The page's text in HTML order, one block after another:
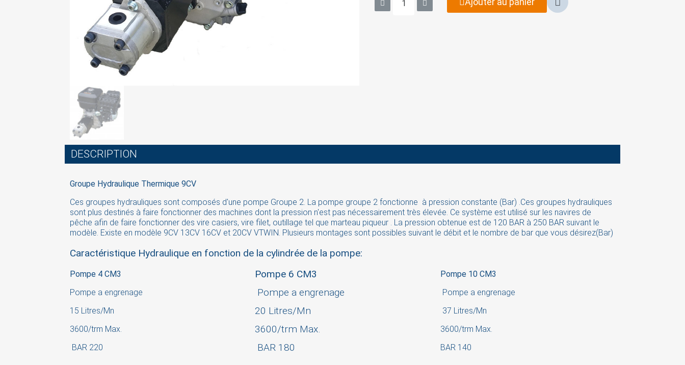
DESCRIPTION
Groupe Hydraulique Thermique 9CV
Ces groupes hydrauliques sont composés d'une pompe Groupe 2. La pompe groupe 2 fonctionne à pression constante (Bar) .Ces groupes hydrauliques
sont plus destinés à faire fonctionner des machines dont la pression n'est pas nécessairement très élevée. Ce système est utilisé sur les navires de
pêche afin de faire fonctionner des vire casiers, vire filet, outillage tel que marteau piqueur . La pression obtenue est de 120 BAR à 250 BAR suivant le
modèle. Existe en modèle 9CV 13CV 16CV et 20CV VTWIN. Plusieurs montages sont possibles suivant le débit et le nombre de bar que vous désirez(Bar)
Caractéristique Hydraulique en fonction de la cylindrée de la pompe:
Pompe 4 CM3
Pompe a engrenage
15 Litres/Mn
3600/trm Max.
BAR 220
Pompe 6 CM3
Pompe a engrenage
20 Litres/Mn
3600/trm Max.
BAR 180
Pompe 10 CM3
Pompe a engrenage
37 Litres/Mn
3600/trm Max.
BAR 140
Sign in ×
You need to be logged in to save products in your wish list.